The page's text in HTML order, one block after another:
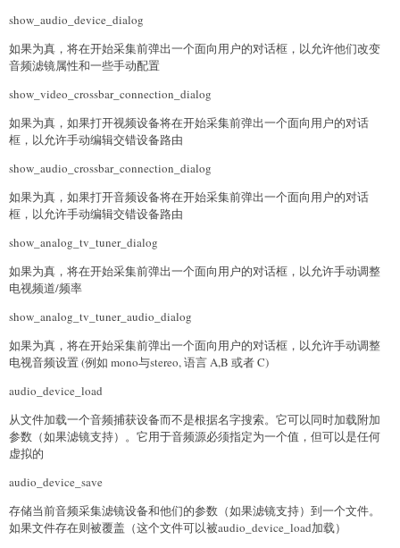
show_audio_device_dialog
如果为真，将在开始采集前弹出一个面向用户的对话框，以允许他们改变
音频滤镜属性和一些手动配置
show_video_crossbar_connection_dialog
如果为真，如果打开视频设备将在开始采集前弹出一个面向用户的对话
框，以允许手动编辑交错设备路由
show_audio_crossbar_connection_dialog
如果为真，如果打开音频设备将在开始采集前弹出一个面向用户的对话
框，以允许手动编辑交错设备路由
show_analog_tv_tuner_dialog
如果为真，将在开始采集前弹出一个面向用户的对话框，以允许手动调整
电视频道/频率
show_analog_tv_tuner_audio_dialog
如果为真，将在开始采集前弹出一个面向用户的对话框，以允许手动调整
电视音频设置 (例如 mono与stereo, 语言 A,B 或者 C)
audio_device_load
从文件加载一个音频捕获设备而不是根据名字搜索。它可以同时加载附加
参数（如果滤镜支持）。它用于音频源必须指定为一个值，但可以是任何
虚拟的
audio_device_save
存储当前音频采集滤镜设备和他们的参数（如果滤镜支持）到一个文件。
如果文件存在则被覆盖（这个文件可以被audio_device_load加载）